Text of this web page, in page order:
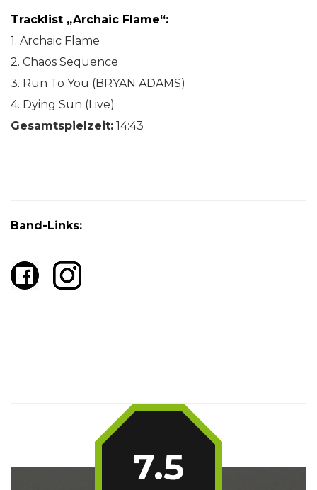
Tracklist „Archaic Flame“:
1. Archaic Flame
2. Chaos Sequence
3. Run To You (BRYAN ADAMS)
4. Dying Sun (Live)
Gesamtspielzeit: 14:43
Band-Links:
7.5